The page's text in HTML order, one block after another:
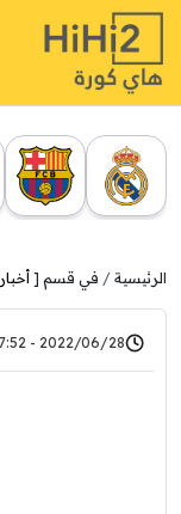
الرئيسية في قسم [
2022/06/28 - 17:52